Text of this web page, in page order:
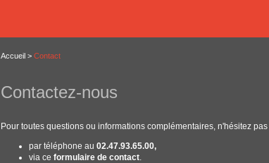
Accueil > Contact
Contactez-nous
Pour toutes questions ou informations complémentaires, n'hésitez
par téléphone au 02.47.93.65.00,
via ce formulaire de contact.